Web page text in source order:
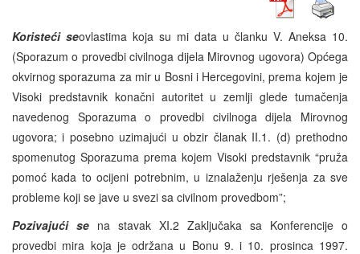
Koristeći seovlastima koja su mi data u članku V. Aneksa 10.
(Sporazum o provedbi civilnoga dijela Mirovnog ugovora) Općega
okvirnog sporazuma za mir u Bosni i Hercegovini, prema kojem je
Visoki predstavnik konačni autoritet u zemlji glede tumačenja
navedenog Sporazuma o provedbi civilnoga dijela Mirovnog
ugovora; i posebno uzimajući u obzir članak II.1. (d) prethodno
spomenutog Sporazuma prema kojem Visoki predstavnik “pruža
pomoć kada to ocijeni potrebnim, u iznalaženju rješenja za sve
probleme koji se jave u svezi sa civilnom provedbom”;
Pozivajući se na stavak XI.2 Zaključaka sa Konferencije o
provedbi mira koja je održana u Bonu 9. i 10. prosinca 1997.